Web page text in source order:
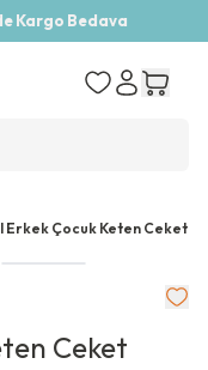
Kargo Bedava
Erkek Çocuk Keten Ceket
Ceket